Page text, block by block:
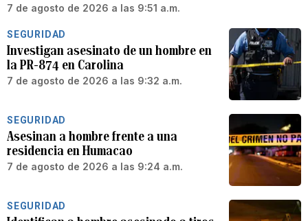
7 de agosto de 2026 a las 9:51 a.m.
SEGURIDAD
Investigan asesinato de un hombre en
la PR-874 en Carolina
7 de agosto de 2026 a las 9:32 a.m.
SEGURIDAD
Asesinan a hombre frente a una
residencia en Humacao
7 de agosto de 2026 a las 9:24 a.m.
SEGURIDAD